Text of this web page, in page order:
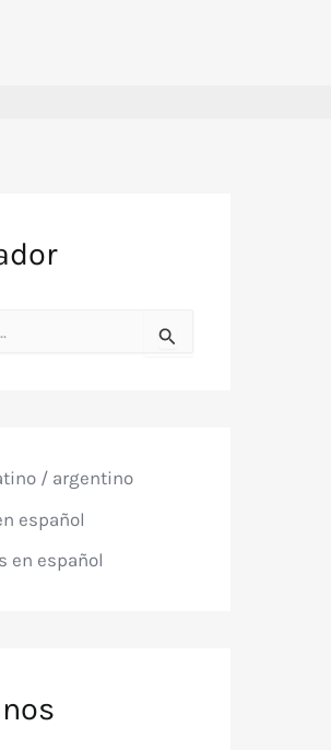
/ argentino
español
en español